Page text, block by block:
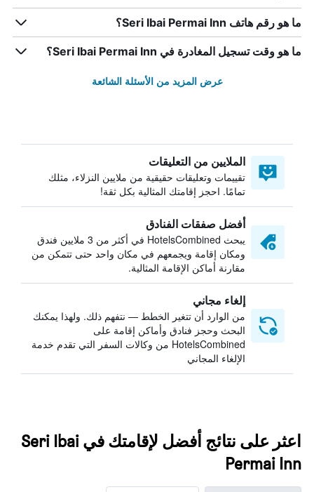
ما هو رقم هاتف Seri Ibai Permai Inn؟
ما هو وقت تسجيل المغادرة في Seri Ibai Permai Inn؟
عرض المزيد من الأسئلة الشائعة
الملايين من التعليقات
تقييمات وتعليقات حقيقية من ملايين النزلاء، مثلك
تمامًا. احجز إقامتك المثالية بكل ثقة!
أفضل صفقات الفنادق
يبحث HotelsCombined في أكثر من 3 ملايين فندق
ومكان إقامة ويجمعهم في مكان واحد حتى تتمكن من
مقارنة أماكن الإقامة المثالية.
إلغاء مجاني
من الوارد أن تتغير الخطط — نتفهم ذلك. ولهذا يمكنك
البحث وحجز فنادق وأماكن إقامة على
HotelsCombined من وكالات السفر التي تقدم خدمة
الإلغاء المجاني
اعثر على نتائج أفضل لإقامتك في Seri Ibai
Permai Inn